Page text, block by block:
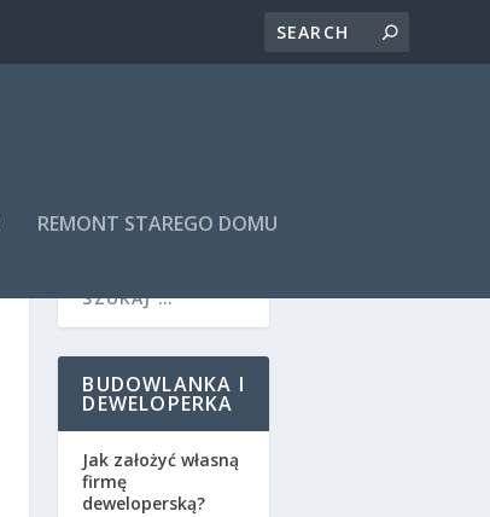
REMONT STAREGO DOMU
BUDOWLANKA I
DEWELOPERKA
Jak założyć własną
firmę
deweloperską?